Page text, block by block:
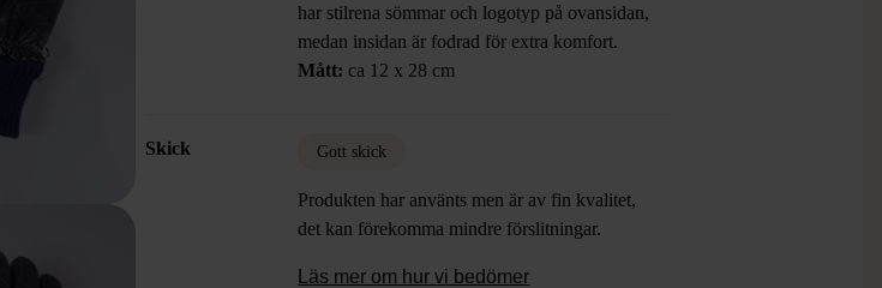
har stilrena sömmar och logotyp på ovansidan,
medan insidan är fodrad för extra komfort.
Mått: ca 12 x 28 cm
Skick Gott skick
Produkten har använts men är av fin kvalitet,
det kan förekomma mindre förslitningar.
Läs mer om hur vi bedömer